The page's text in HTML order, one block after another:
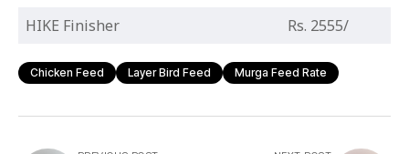
HIKE Finisher
Rs. 2555/
Chicken Feed Layer Bird Feed Murga Feed Rate